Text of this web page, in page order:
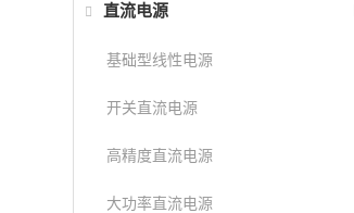
直流电源
基础型线性电源
开关直流电源
高精度直流电源
大功率直流电源